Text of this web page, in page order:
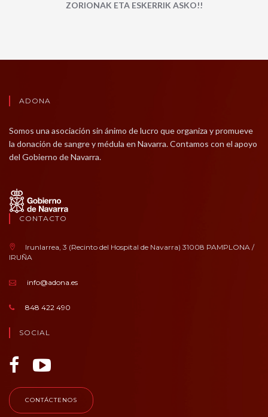
ZORIONAK ETA ESKERRIK ASKO!!
ADONA
Somos una asociación sin ánimo de lucro que organiza y promueve
la donación de sangre y médula en Navarra. Contamos con el apoyo
del Gobierno de Navarra.
CONTACTO
Irunlarrea, 3 (Recinto del Hospital de Navarra) 31008 PAMPLONA /
IRUÑA
info@adona.es
848 422 490
SOCIAL
CONTÁCTENOS